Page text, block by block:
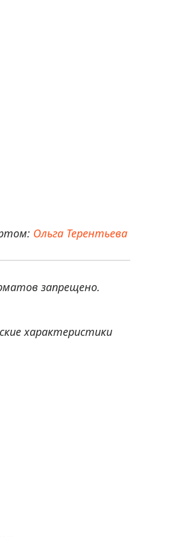
Ольга Терентьева
запрещено.
характеристики